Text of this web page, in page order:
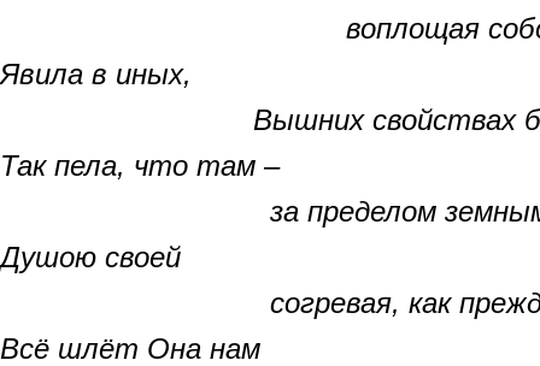
воплощая
Явила в иных,
Вышних свойствах
Так пела, что там –
за пределом
Душою своей
согревая, как
Всё шлёт Она нам